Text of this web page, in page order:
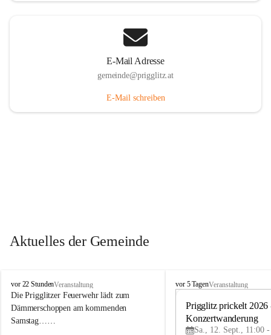
E-Mail Adresse
gemeinde@prigglitz.at
E-Mail schreiben
Aktuelles der Gemeinde
P
r
i
g
vor 22 StundenVeranstaltung
Die Prigglitzer Feuerwehr lädt zum
Dämmerschoppen am kommenden
Samstag……
P
vor 5 TagenVeranstaltung
Prigglitz prickelt 2026
Konzertwanderung
Sa., 12. Sept., 11:00